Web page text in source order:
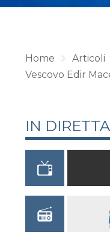
Home Articoli
Vescovo Edir
IN DIRETTA